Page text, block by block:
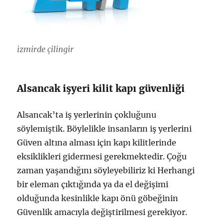
izmirde çilingir
Alsancak işyeri kilit kapı güvenliği
Alsancak’ta iş yerlerinin çokluğunu
söylemiştik. Böylelikle insanların iş yerlerini
Güven altına alması için kapı kilitlerinde
eksiklikleri gidermesi gerekmektedir. Çoğu
zaman yaşandığını söyleyebiliriz ki Herhangi
bir eleman çıktığında ya da el değişimi
olduğunda kesinlikle kapı önü göbeğinin
Güvenlik amacıyla değiştirilmesi gerekiyor.